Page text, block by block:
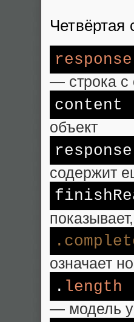
Четвёртая
response
— строка с
content
объект
response
содержит
означает
. length
— модель